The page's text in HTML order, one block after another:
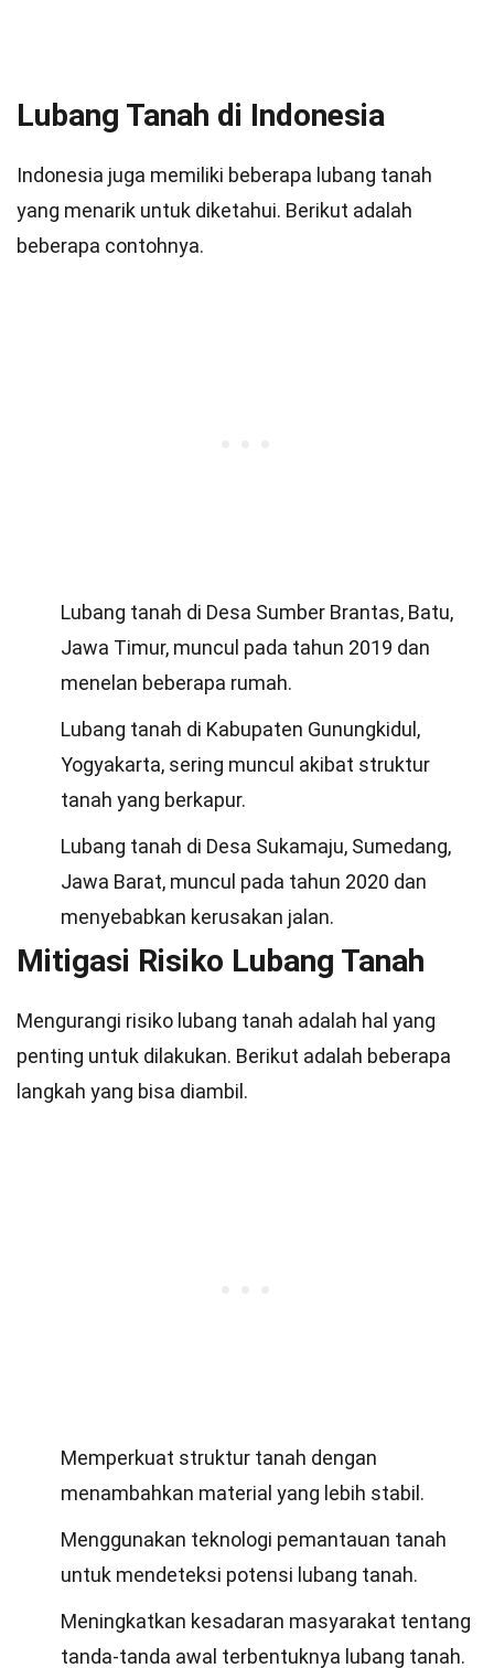
Lubang Tanah di Indonesia
Indonesia juga memiliki beberapa lubang tanah
yang menarik untuk diketahui. Berikut adalah
beberapa contohnya.
Lubang tanah di Desa Sumber Brantas, Batu,
Jawa Timur, muncul pada tahun 2019 dan
menelan beberapa rumah.
Lubang tanah di Kabupaten Gunungkidul,
Yogyakarta, sering muncul akibat struktur
tanah yang berkapur.
Lubang tanah di Desa Sukamaju, Sumedang,
Jawa Barat, muncul pada tahun 2020 dan
menyebabkan kerusakan jalan.
Mitigasi Risiko Lubang Tanah
Mengurangi risiko lubang tanah adalah hal yang
penting untuk dilakukan. Berikut adalah beberapa
langkah yang bisa diambil.
Memperkuat struktur tanah dengan
menambahkan material yang lebih stabil.
Menggunakan teknologi pemantauan tanah
untuk mendeteksi potensi lubang tanah.
Meningkatkan kesadaran masyarakat tentang
tanda-tanda awal terbentuknya lubang tanah.